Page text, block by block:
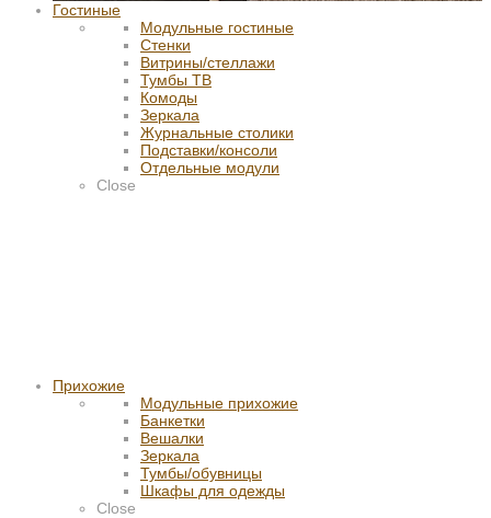
Гостиные
Модульные гостиные
Стенки
Витрины/стеллажи
Тумбы ТВ
Комоды
Зеркала
Журнальные столики
Подставки/консоли
Отдельные модули
Close
Прихожие
Модульные прихожие
Банкетки
Вешалки
Зеркала
Тумбы/обувницы
Шкафы для одежды
Close